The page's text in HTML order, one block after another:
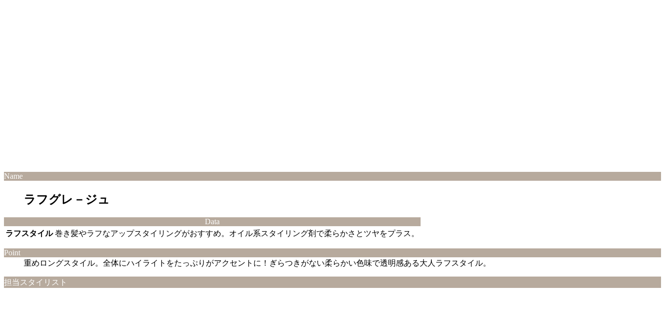
Name
ラフグレ－ジュ
Data
ラフスタイル巻き髪やラフなアップスタイリングがおすすめ。オイル系スタイリング剤で柔らかさとツヤをプラス。
Point
重めロングスタイル。全体にハイライトをたっぷりがアクセントに！ぎらつきがない柔らかい色味で透明感ある大人ラフスタイル。
担当スタイリスト